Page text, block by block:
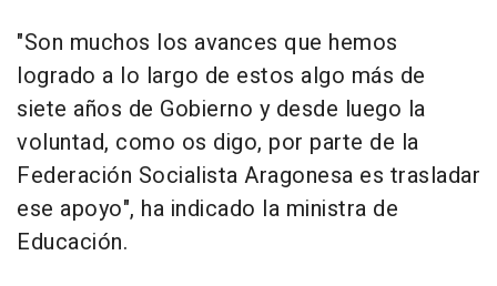
"Son muchos los avances que hemos
logrado a lo largo de estos algo más de
siete años de Gobierno y desde luego la
voluntad, como os digo, por parte de la
Federación Socialista Aragonesa es trasladar
ese apoyo", ha indicado la ministra de
Educación.